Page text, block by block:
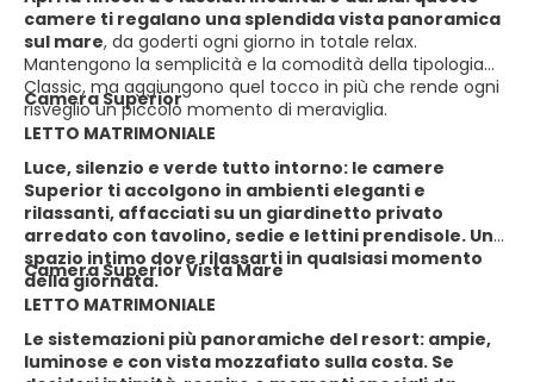
camere ti regalano una splendida vista panoramica
sul mare, da goderti ogni giorno in totale relax.
Mantengono la semplicità e la comodità della tipologia
Classic, ma aggiungono quel tocco in più che rende ogni
risveglio un piccolo momento di meraviglia.
Camera Superior
LETTO MATRIMONIALE
Luce, silenzio e verde tutto intorno: le camere
Superior ti accolgono in ambienti eleganti e
rilassanti, affacciati su un giardinetto privato
arredato con tavolino, sedie e lettini prendisole. Uno
spazio intimo dove rilassarti in qualsiasi momento
della giornata.
Camera Superior Vista Mare
LETTO MATRIMONIALE
Le sistemazioni più panoramiche del resort: ampie,
luminose e con vista mozzafiato sulla costa. Se